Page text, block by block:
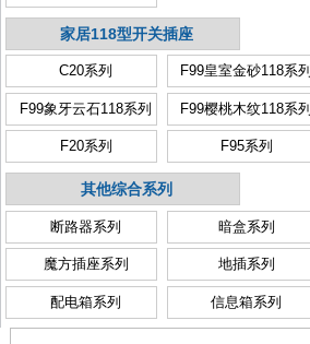
家居118型开关插座
C20系列 F99皇室金砂118系列
F99象牙云石118系列 F99樱桃木纹118系列
F20系列 F95系列
其他综合系列
断路器系列 暗盒系列
魔方插座系列 地插系列
配电箱系列 信息箱系列